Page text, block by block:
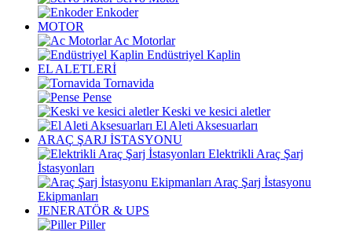
Enkoder
MOTOR
Ac Motorlar
Endüstriyel Kaplin
EL ALETLERİ
Tornavida
Pense
Keski ve kesici aletler
El Aleti Aksesuarları
ARAÇ ŞARJ İSTASYONU
Elektrikli Araç Şarj
İstasyonları
Araç Şarj İstasyonu
Ekipmanları
JENERATÖR & UPS
Piller